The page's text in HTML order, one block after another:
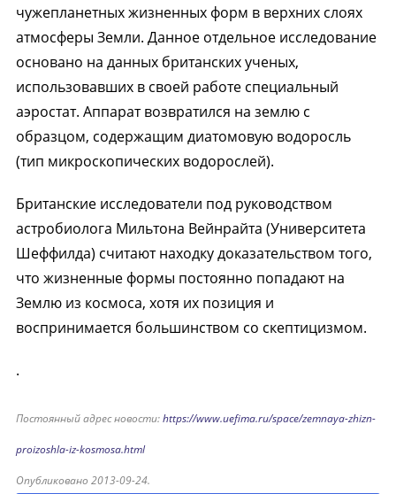
чужепланетных жизненных форм в верхних слоях
атмосферы Земли. Данное отдельное исследование
основано на данных британских ученых,
использовавших в своей работе специальный
аэростат. Аппарат возвратился на землю с
образцом, содержащим диатомовую водоросль
(тип микроскопических водорослей).
Британские исследователи под руководством
астробиолога Мильтона Вейнрайта (Университета
Шеффилда) считают находку доказательством того,
что жизненные формы постоянно попадают на
Землю из космоса, хотя их позиция и
воспринимается большинством со скептицизмом.
.
Постоянный адрес новости:https://www.uefima.ru/space/zemnaya-zhizn-
proizoshla-iz-kosmosa.html
Опубликовано 2013-09-24.